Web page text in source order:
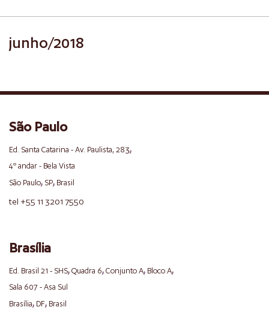
junho/2018
São Paulo
Ed. Santa Catarina - Av. Paulista, 283,
4º andar - Bela Vista
São Paulo, SP, Brasil
tel +55 11 3201 7550
Brasília
Ed. Brasil 21 - SHS, Quadra 6, Conjunto A, Bloco A,
Sala 607 - Asa Sul
Brasília, DF, Brasil